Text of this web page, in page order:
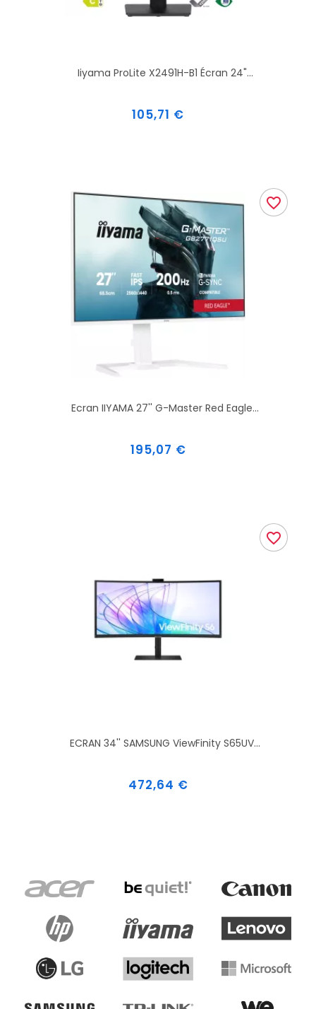
Iiyama ProLite X2491H-B1 Écran 24"...
Prix
105,71 €
Ecran IIYAMA 27'' G-Master Red Eagle...
Prix
195,07 €
favorite_border
ECRAN 34'' SAMSUNG ViewFinity S65UV...
Prix
472,64 €
favorite_border